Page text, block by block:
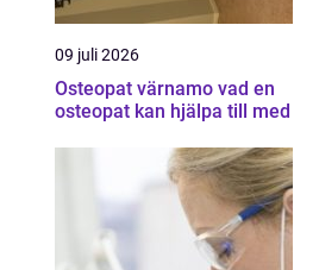
09 juli 2026
Osteopat värnamo vad en
osteopat kan hjälpa till med